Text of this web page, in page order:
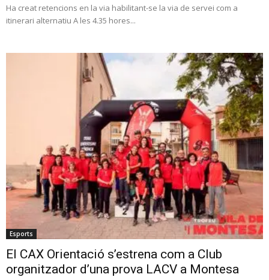
Ha creat retencions en la via habilitant-se la via de servei com a
itinerari alternatiu A les 4.35 hores...
Esports
El CAX Orientació s’estrena com a Club
organitzador d’una prova LACV a Montesa